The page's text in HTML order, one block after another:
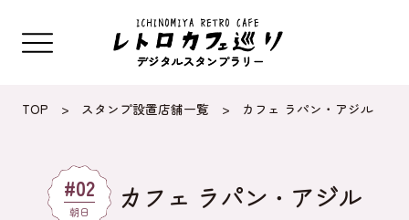
TOP > スタンプ設置店舗一覧 > カフェ ラパン・アジル
#02
朝日 カフェ ラパン・アジル